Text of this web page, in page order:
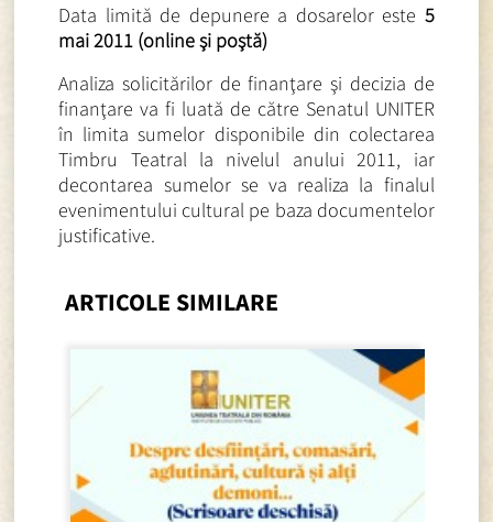
Data limită de depunere a dosarelor este 5
mai 2011 (online şi poştă)
Analiza solicitărilor de finanţare şi decizia de
finanţare va fi luată de către Senatul UNITER
în limita sumelor disponibile din colectarea
Timbru Teatral la nivelul anului 2011, iar
decontarea sumelor se va realiza la finalul
evenimentului cultural pe baza documentelor
justificative.
ARTICOLE SIMILARE